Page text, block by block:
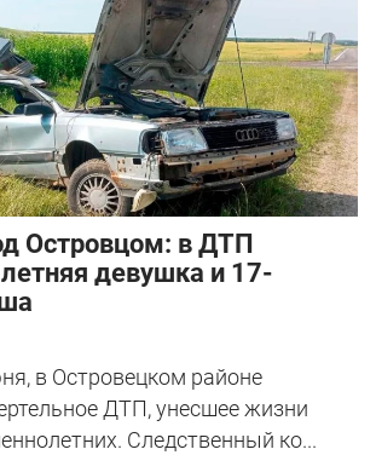
Островцом: в ДТП
девушка и 17-
в Островецком районе
ДТП, унесшее жизни
Следственный ко...